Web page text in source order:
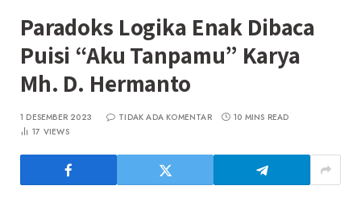
Paradoks Logika Enak Dibaca
Puisi “Aku Tanpamu” Karya
Mh. D. Hermanto
1 DESEMBER 2023 TIDAK ADA KOMENTAR
10 MINS READ
17 VIEWS